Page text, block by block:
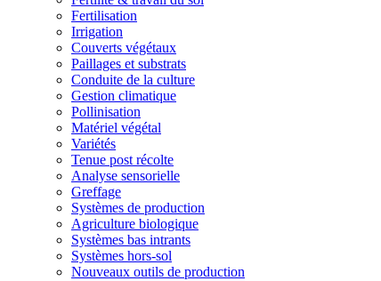
Fertilisation
Irrigation
Couverts végétaux
Paillages et substrats
Conduite de la culture
Gestion climatique
Pollinisation
Matériel végétal
Variétés
Tenue post récolte
Analyse sensorielle
Greffage
Systèmes de production
Agriculture biologique
Systèmes bas intrants
Systèmes hors-sol
Nouveaux outils de production